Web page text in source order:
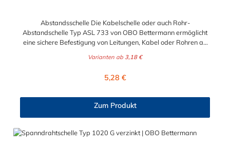
Abstandsschelle Die Kabelschelle oder auch Rohr-
Abstandschelle Typ ASL 733 von OBO Bettermann ermöglicht
eine sichere Befestigung von Leitungen, Kabel oder Rohren an
Schraubanker, Anglerdübel oder Sprintschrauben der Größen
Systemen der Klassen E30 bis E90 nach DIN 4102 Teil 12.
Varianten ab 3,18 €
Regulärer Preis:
5,28 €
Zum Produkt